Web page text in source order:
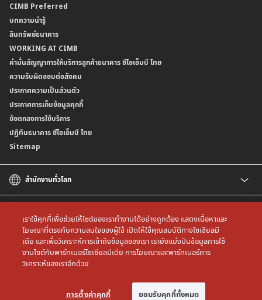
กำหนดระยะเวลาการขายหรือฝากเงินได้ที่เป็นเงินตราต่างประเทศ
ค่าธรรมเนียม
อัตราค่าธรรมเนียมการฝากถอนบัญชีเงินฝากเงินตราต่างประเทศ
ข้อกำหนดบัญชีเงินฝาก
เงื่อนไขและค่าธรรมเนียมที่เกี่ยวกับการให้บริการบัญชีเงินฝากเงินตราต่างประเทศ
บริการฝากเงินเข้าบัญชีธนาคาร ซีไอเอ็มบี ไทย ที่ตู้บุญเติม
พร้อมเพย์
บริการเปิดบัญชีด้วยการยืนยันตัวตนรูปแบบดิจิทัล (NDID)
การขอและรับส่งข้อมูลรายการเคลื่อนไหวบัญชีเงินฝาก ในรูปแบบข้อมูลดิจิทัลระหว่าง
ธนาคาร (dStatement)
บริการยืนยันตัวตนรูปแบบดิจิทัล (NDID) เพื่อทำธรุกรรมออนไลน์กับกรมสรรพากร
สาขาธนาคาร
ข้อมูลคุณภาพการให้บริการ
คำมั่นสัญญาการให้บริการลูกค้าธนาคาร ซีไอเอ็มบี ไทย
Form Download Center
CIMB Preferred
บทความน่ารู้
สินทรัพย์ธนาคาร
WORKING AT CIMB
คำมั่นสัญญาการให้บริการลูกค้าธนาคาร ซีไอเอ็มบี ไทย
ความรับผิดชอบต่อสังคม
ประกาศความเป็นส่วนตัว
ประกาศการเก็บข้อมูลคุกกี้
ข้อตกลงการใช้บริการ
ปฏิทินธนาคาร ซีไอเอ็มบี ไทย
Sitemap
สำนักงานทั่วโลก
CIMB Islamic
CIMB Bank (MY)
CIMB Bank (SG)
CIMB Bank (KH)
CIMB Niaga
All rights reserved. Copyright © 2026 CIMB THAI Bank
เราใช้คุกกี้เพื่อช่วยให้ไซต์ของเราทำงานได้อย่างถูกต้อง แสดงเนื้อหาและ
โฆษณาที่ตรงกับความสนใจของผู้ใช้ เปิดให้ใช้คุณสมบัติทางโซเชียลมี
เดีย และเพื่อวิเคราะห์การเข้าถึงข้อมูลของเรา เรายังแบ่งปันข้อมูลการใช้
งานไซต์กับพาร์ทเนอร์โซเชียลมีเดีย การโฆษณาและพาร์ทเนอร์การ
วิเคราะห์ของเราอีกด้วย
การตั้งค่าคุกกี้ ยอมรับคุกกี้ทั้งหมด